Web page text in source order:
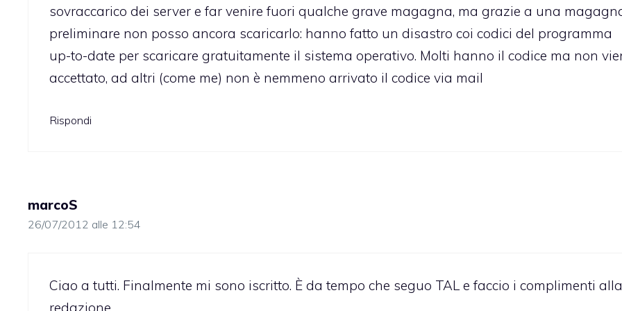
sovraccarico dei server e far venire fuori qualche grave magagna, ma grazie a una
preliminare non posso ancora scaricarlo: hanno fatto un disastro coi codici del programma
up-to-date per scaricare gratuitamente il sistema operativo. Molti hanno il codice ma non
accettato, ad altri (come me) non è nemmeno arrivato il codice via mail
Rispondi
marcoS
26/07/2012 alle 12:54
Ciao a tutti. Finalmente mi sono iscritto. È da tempo che seguo TAL e faccio i complimenti alla
redazione.